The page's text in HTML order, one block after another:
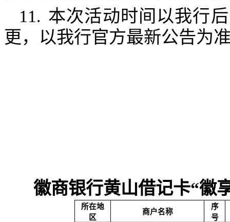
11. 本次活动时间以我行
更，以我行官方最新公告为
徽商银行黄山借记卡“徽
所在地
区
商户名称
序
号